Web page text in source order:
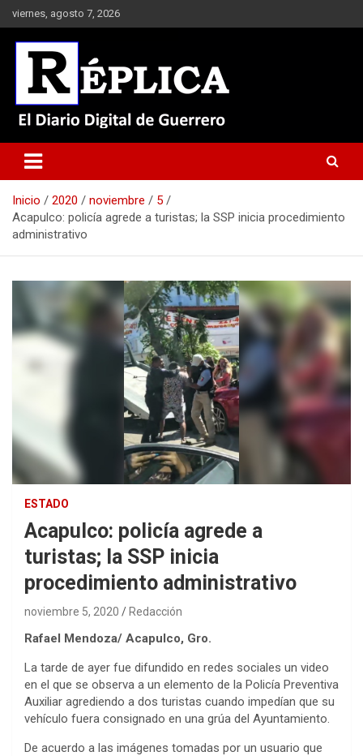
Saltar
al
contenido
viernes, agosto 7, 2026
Réplica
Inicio 2020 noviembre
5
Acapulco: policía agrede a turistas; la SSP inicia procedimiento
administrativo
ESTADO
Acapulco: policía agrede a
turistas; la SSP inicia
procedimiento administrativo
noviembre 5, 2020 Redacción
Rafael Mendoza/ Acapulco, Gro.
La tarde de ayer fue difundido en redes sociales un video
en el que se observa a un elemento de la Policía Preventiva
Auxiliar agrediendo a dos turistas cuando impedían que su
vehículo fuera consignado en una grúa del Ayuntamiento.
De acuerdo a las imágenes tomadas por un usuario que